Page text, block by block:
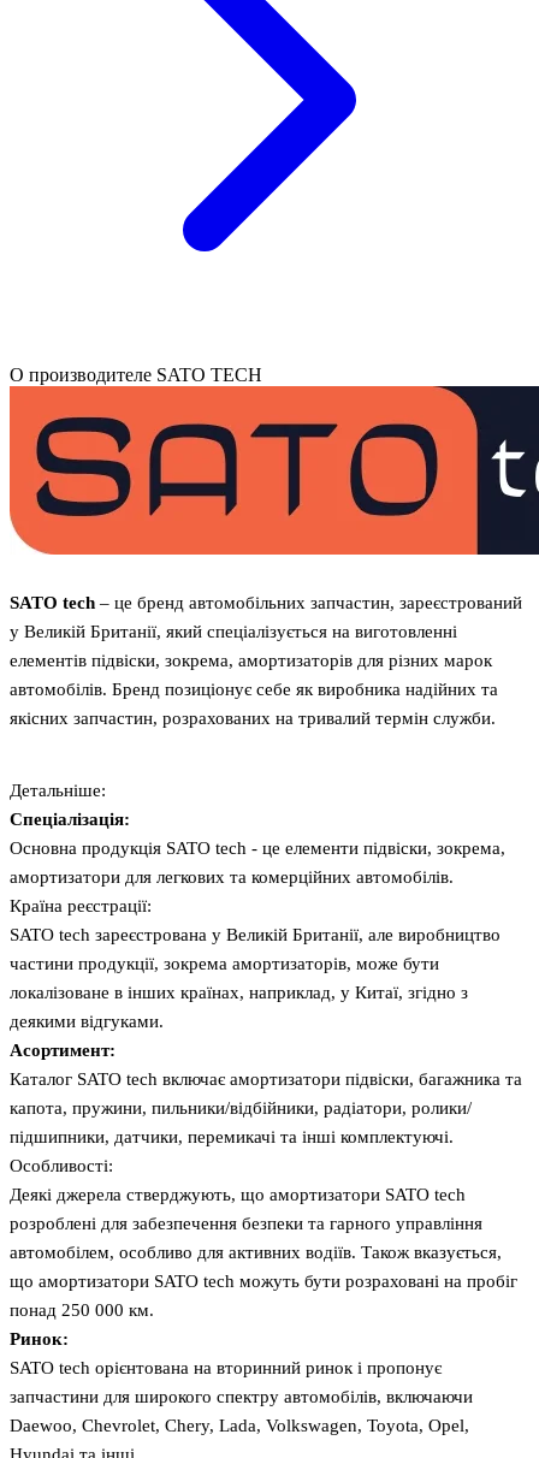
О производителе SATO TECH
SATO tech – це бренд автомобільних запчастин, зареєстрований
у Великій Британії, який спеціалізується на виготовленні
елементів підвіски, зокрема, амортизаторів для різних марок
автомобілів. Бренд позиціонує себе як виробника надійних та
якісних запчастин, розрахованих на тривалий термін служби.
Детальніше:
Спеціалізація:
Основна продукція SATO tech - це елементи підвіски, зокрема,
амортизатори для легкових та комерційних автомобілів.
Країна реєстрації:
SATO tech зареєстрована у Великій Британії, але виробництво
частини продукції, зокрема амортизаторів, може бути
локалізоване в інших країнах, наприклад, у Китаї, згідно з
деякими відгуками.
Асортимент:
Каталог SATO tech включає амортизатори підвіски, багажника та
капота, пружини, пильники/відбійники, радіатори, ролики/
підшипники, датчики, перемикачі та інші комплектуючі.
Особливості:
Деякі джерела стверджують, що амортизатори SATO tech
розроблені для забезпечення безпеки та гарного управління
автомобілем, особливо для активних водіїв. Також вказується,
що амортизатори SATO tech можуть бути розраховані на пробіг
понад 250 000 км.
Ринок:
SATO tech орієнтована на вторинний ринок і пропонує
запчастини для широкого спектру автомобілів, включаючи
Daewoo, Chevrolet, Chery, Lada, Volkswagen, Toyota, Opel,